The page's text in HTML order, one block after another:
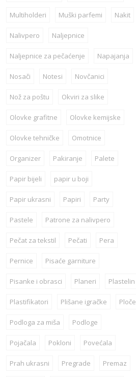
Multiholderi Muški parfemi Nakit
Nalivpero Naljepnice
Naljepnice za pečaćenje Napajanja
Nosači Notesi Novčanici
Nož za poštu Okviri za slike
Olovke grafitne Olovke kemijske
Olovke tehničke Omotnice
Organizer Pakiranje Palete
Papir bijeli papir u boji
Papir ukrasni Papiri Party
Pastele Patrone za nalivpero
Pečat za tekstil Pečati Pera
Pernice Pisaće garniture
Pisanke i obrasci Planeri Plastelin
Plastifikatori Plišane igračke Ploče
Podloga za miša Podloge
Pojačala Pokloni Povećala
Prah ukrasni Pregrade Premaz